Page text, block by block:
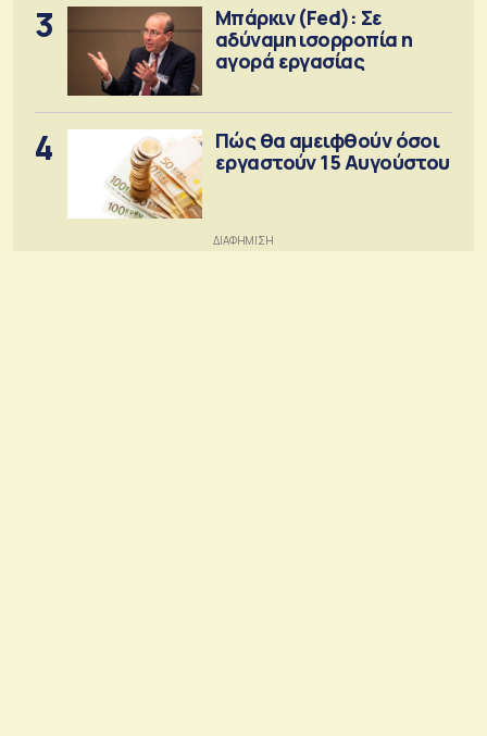
3
Μπάρκιν (Fed): Σε
αδύναμη ισορροπία η
αγορά εργασίας
4
Πώς θα αμειφθούν όσοι
εργαστούν 15 Αυγούστου